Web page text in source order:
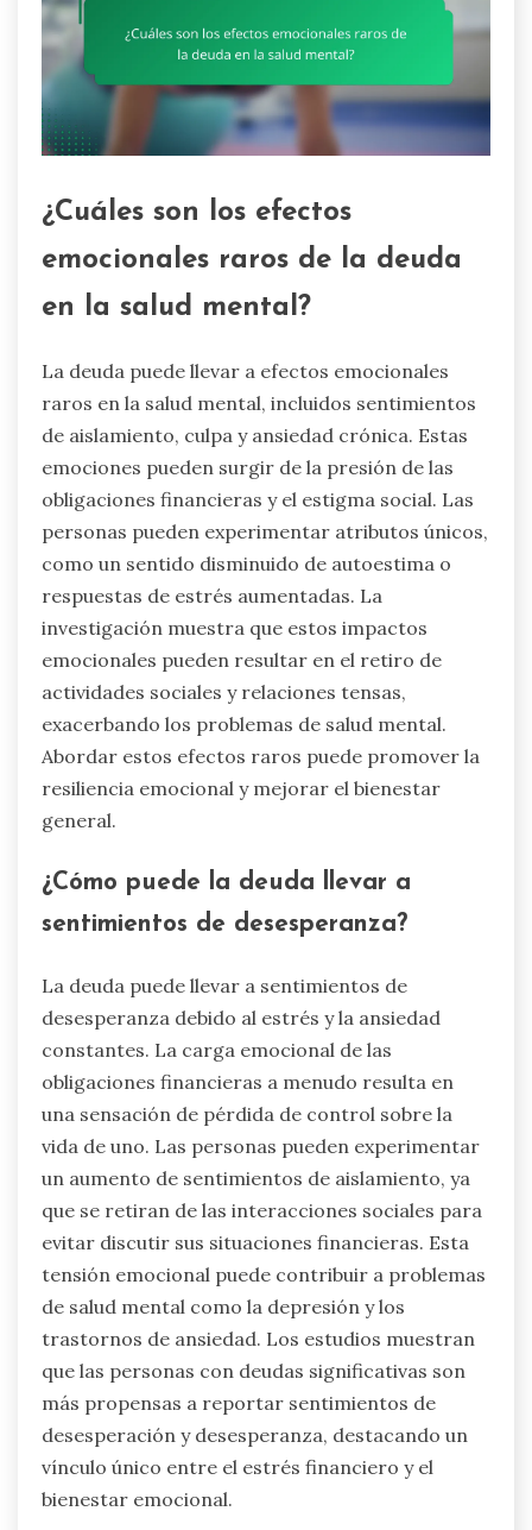
¿Cuáles son los efectos
emocionales raros de la deuda
en la salud mental?
La deuda puede llevar a efectos emocionales
raros en la salud mental, incluidos sentimientos
de aislamiento, culpa y ansiedad crónica. Estas
emociones pueden surgir de la presión de las
obligaciones financieras y el estigma social. Las
personas pueden experimentar atributos únicos,
como un sentido disminuido de autoestima o
respuestas de estrés aumentadas. La
investigación muestra que estos impactos
emocionales pueden resultar en el retiro de
actividades sociales y relaciones tensas,
exacerbando los problemas de salud mental.
Abordar estos efectos raros puede promover la
resiliencia emocional y mejorar el bienestar
general.
¿Cómo puede la deuda llevar a
sentimientos de desesperanza?
La deuda puede llevar a sentimientos de
desesperanza debido al estrés y la ansiedad
constantes. La carga emocional de las
obligaciones financieras a menudo resulta en
una sensación de pérdida de control sobre la
vida de uno. Las personas pueden experimentar
un aumento de sentimientos de aislamiento, ya
que se retiran de las interacciones sociales para
evitar discutir sus situaciones financieras. Esta
tensión emocional puede contribuir a problemas
de salud mental como la depresión y los
trastornos de ansiedad. Los estudios muestran
que las personas con deudas significativas son
más propensas a reportar sentimientos de
desesperación y desesperanza, destacando un
vínculo único entre el estrés financiero y el
bienestar emocional.